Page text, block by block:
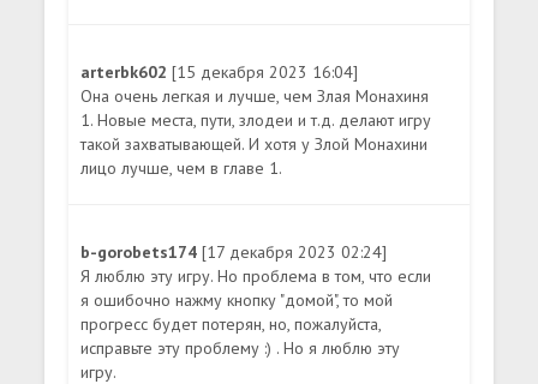
arterbk602[15 декабря 2023 16:04]
Она очень легкая и лучше, чем Злая Монахиня
1. Новые места, пути, злодеи и т.д. делают игру
такой захватывающей. И хотя у Злой Монахини
лицо лучше, чем в главе 1.
b-gorobets174[17 декабря 2023 02:24]
Я люблю эту игру. Но проблема в том, что если
я ошибочно нажму кнопку "домой", то мой
прогресс будет потерян, но, пожалуйста,
исправьте эту проблему :) . Но я люблю эту
игру.